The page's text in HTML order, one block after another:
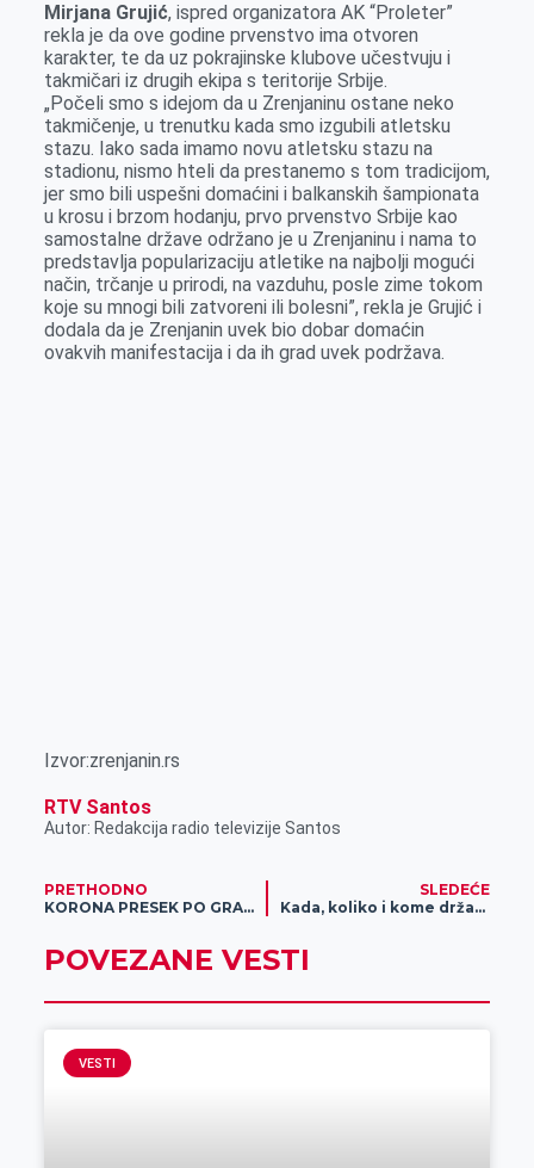
Mirjana Grujić, ispred organizatora AK “Proleter”
rekla je da ove godine prvenstvo ima otvoren
karakter, te da uz pokrajinske klubove učestvuju i
takmičari iz drugih ekipa s teritorije Srbije.
„Počeli smo s idejom da u Zrenjaninu ostane neko
takmičenje, u trenutku kada smo izgubili atletsku
stazu. Iako sada imamo novu atletsku stazu na
stadionu, nismo hteli da prestanemo s tom tradicijom,
jer smo bili uspešni domaćini i balkanskih šampionata
u krosu i brzom hodanju, prvo prvenstvo Srbije kao
samostalne države održano je u Zrenjaninu i nama to
predstavlja popularizaciju atletike na najbolji mogući
način, trčanje u prirodi, na vazduhu, posle zime tokom
koje su mnogi bili zatvoreni ili bolesni”, rekla je Grujić i
dodala da je Zrenjanin uvek bio dobar domaćin
ovakvih manifestacija i da ih grad uvek podržava.
Izvor:zrenjanin.rs
RTV Santos
Autor: Redakcija radio televizije Santos
PRETHODNO
KORONA PRESEK PO GRADOVIMA Brojke širom Srbije padaju!
SLEDEĆE
Kada, koliko i kome država uplaćuje novac – detaljno objašnjeno
POVEZANE VESTI
VESTI